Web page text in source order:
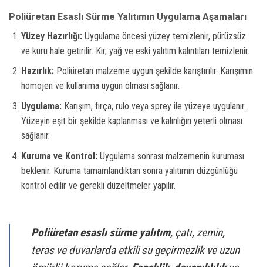
Poliüretan Esaslı Sürme Yalıtımın Uygulama Aşamaları
Yüzey Hazırlığı:Uygulama öncesi yüzey temizlenir, pürüzsüz
ve kuru hale getirilir. Kir, yağ ve eski yalıtım kalıntıları temizlenir.
Hazırlık:Poliüretan malzeme uygun şekilde karıştırılır. Karışımın
homojen ve kullanıma uygun olması sağlanır.
Uygulama:Karışım, fırça, rulo veya sprey ile yüzeye uygulanır.
Yüzeyin eşit bir şekilde kaplanması ve kalınlığın yeterli olması
sağlanır.
Kuruma ve Kontrol:Uygulama sonrası malzemenin kuruması
beklenir. Kuruma tamamlandıktan sonra yalıtımın düzgünlüğü
kontrol edilir ve gerekli düzeltmeler yapılır.
Poliüretan esaslı sürme yalıtım, çatı, zemin,
teras ve duvarlarda etkili su geçirmezlik ve uzun